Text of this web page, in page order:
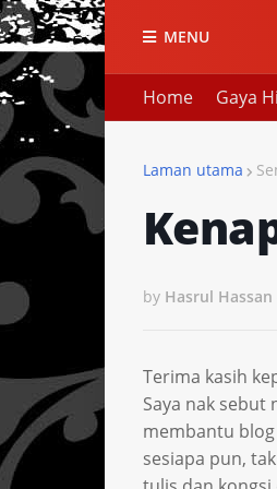
MENU
Home Gaya
Laman utama
by Hasrul Hassan
Terima kasih
Saya nak
membantu
sesiapa pun,